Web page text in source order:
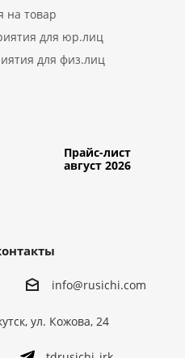
на товар
для юр.лиц
для физ.лиц
Прайс-лист
август 2026
info@rusichi.com
ул. Кожова, 24